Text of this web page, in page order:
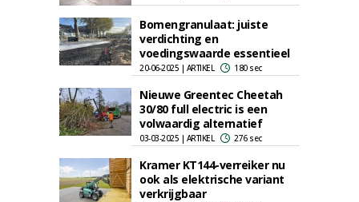
Bomengranulaat: juiste
verdichting en
voedingswaarde essentieel
20-06-2025 | ARTIKEL 180 sec
Nieuwe Greentec Cheetah
30/80 full electric is een
volwaardig alternatief
03-03-2025 | ARTIKEL 276 sec
Kramer KT144-verreiker nu
ook als elektrische variant
verkrijgbaar